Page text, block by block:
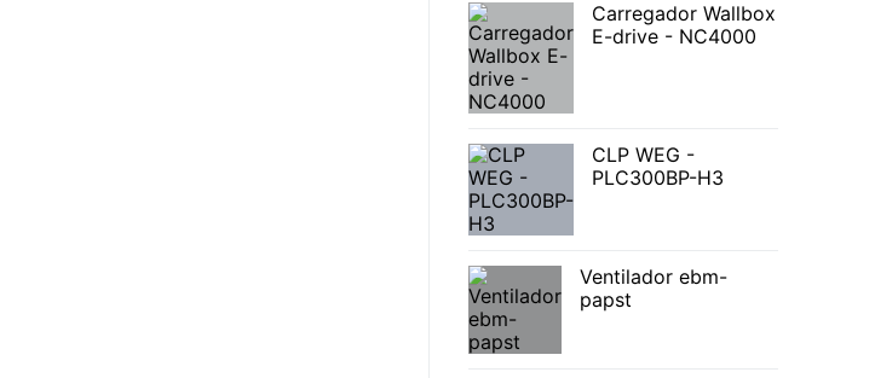
Carregador Wallbox
E-drive - NC4000
CLP WEG -
PLC300BP-H3
Ventilador ebm-
papst